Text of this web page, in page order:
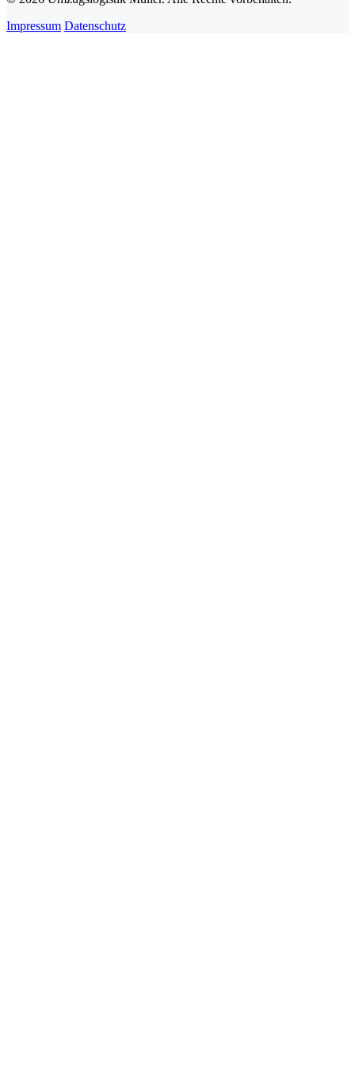
Impressum Datenschutz